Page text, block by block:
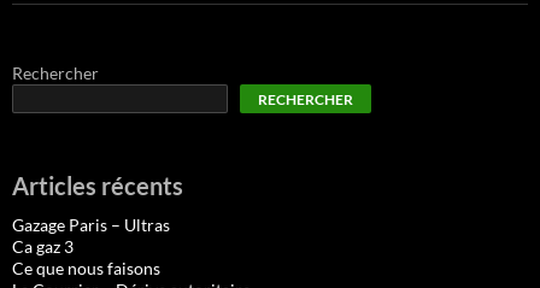
Rechercher
RECHERCHER
Articles récents
Gazage Paris – Ultras
Ca gaz 3
Ce que nous faisons